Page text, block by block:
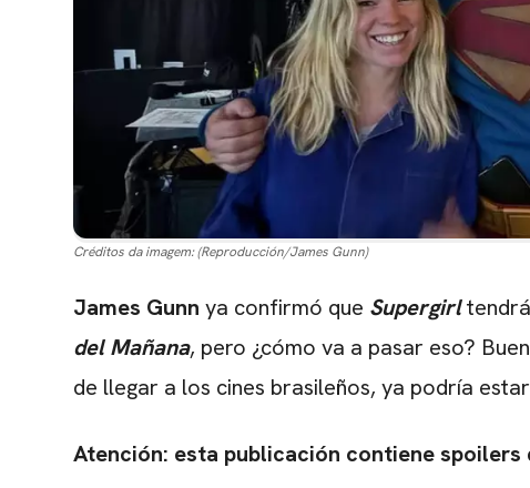
Créditos da imagem:(Reproducción/James Gunn)
James Gunn ya confirmó que Supergirl
del Mañana, pero ¿cómo va a pasar eso?
de llegar a los cines brasileños, ya podría
Atención: esta publicación contiene spoilers